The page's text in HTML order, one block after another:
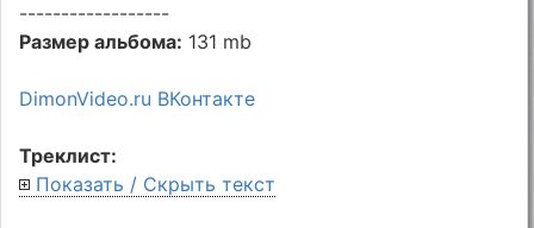
------------------
Размер альбома: 131 mb
DimonVideo.ru ВКонтакте
Треклист:
Показать / Скрыть текст